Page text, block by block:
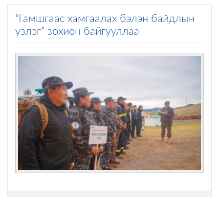
“Гамшгаас хамгаалах бэлэн байдлын
үзлэг” зохион байгууллаа